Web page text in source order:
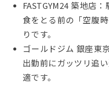
FASTGYM24 築地店：
食をとる前の「空腹
りです。
ゴールドジム 銀座東
出勤前にガッツリ追
適です。